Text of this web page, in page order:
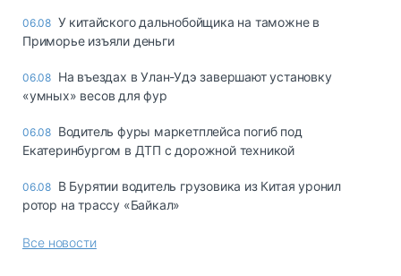
06.08 У китайского дальнобойщика на таможне в
Приморье изъяли деньги
06.08 Ha въeздax в Улaн-Удэ зaвepшaют ycтaнoвкy
«yмныx» вecoв для фyp
06.08 Водитель фуры маркетплейса погиб под
Екатеринбургом в ДТП с дорожной техникой
06.08 В Бурятии водитель грузовика из Китая уронил
ротор на трассу «Байкал»
Все новости